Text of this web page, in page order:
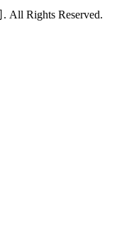
All Rights Reserved.